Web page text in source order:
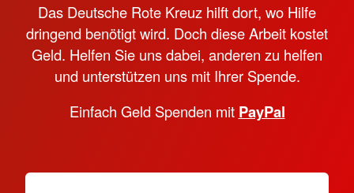
Das Deutsche Rote Kreuz hilft dort, wo Hilfe
dringend benötigt wird. Doch diese Arbeit kostet
Geld. Helfen Sie uns dabei, anderen zu helfen
und unterstützen uns mit Ihrer Spende.
Einfach Geld Spenden mit PayPal